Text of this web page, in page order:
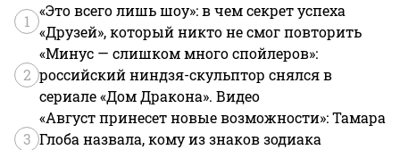
1
«Это всего лишь шоу»: в чем секрет успеха
«Друзей», который никто не смог повторить
2
«Минус — слишком много спойлеров»:
российский ниндзя-скульптор снялся в
сериале «Дом Дракона». Видео
3
«Август принесет новые возможности»: Тамара
Глоба назвала, кому из знаков зодиака